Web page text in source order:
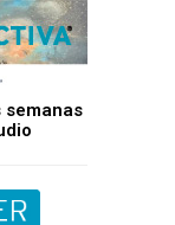
semanas